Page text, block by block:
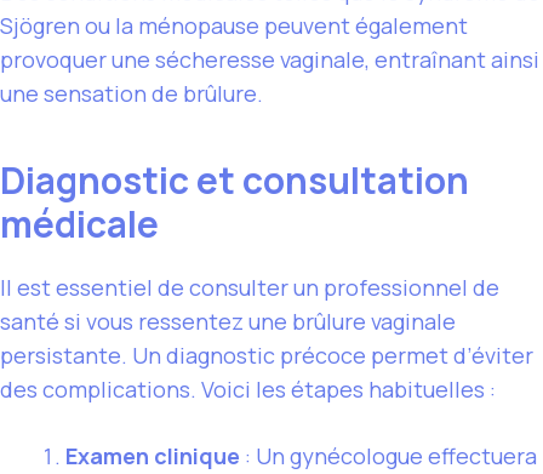
Sjögren ou la ménopause peuvent également
provoquer une sécheresse vaginale, entraînant ainsi
une sensation de brûlure.
Diagnostic et consultation
médicale
Il est essentiel de consulter un professionnel de
santé si vous ressentez une brûlure vaginale
persistante. Un diagnostic précoce permet d’éviter
des complications. Voici les étapes habituelles :
Examen clinique : Un gynécologue effectuera